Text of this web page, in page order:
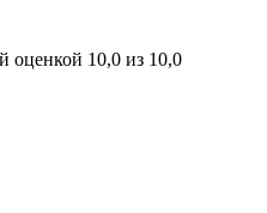
оценкой 10,0 из 10,0